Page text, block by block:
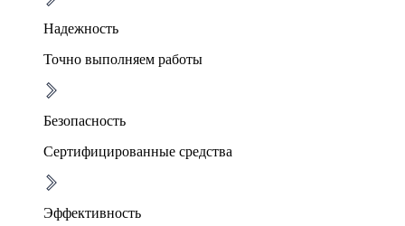
Надежность
Точно выполняем работы
Безопасность
Сертифицированные средства
Эффективность